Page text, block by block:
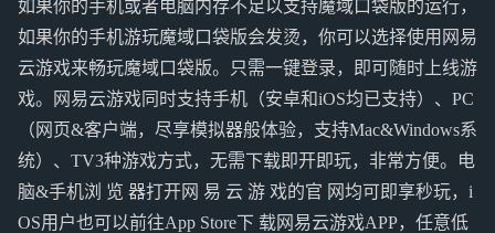
如果你的手机或者电脑内存不足以支持魔域口袋版的运行，
如果你的手机游玩魔域口袋版会发烫，你可以选择使用网易
云游戏来畅玩魔域口袋版。只需一键登录，即可随时上线游
戏。网易云游戏同时支持手机（安卓和iOS均已支持）、PC
（网页&客户端，尽享模拟器般体验，支持Mac&Windows系
统）、TV3种游戏方式，无需下载即开即玩，非常方便。电
脑&手机浏 览 器打开网 易 云 游 戏的官 网均可即享秒玩，i
OS用户也可以前往App Store下 载网易云游戏APP，任意低